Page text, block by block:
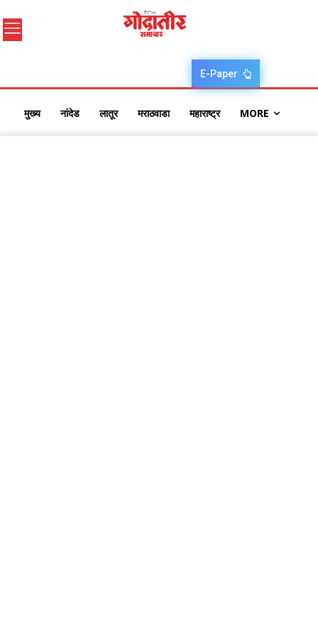
E-Paper
मुख्य नांदेड लातूर मराठवाडा महाराष्ट्र MORE